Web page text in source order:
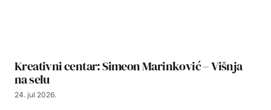
Kreativni centar: Simeon Marinković – Višnja
na selu
24. jul 2026.